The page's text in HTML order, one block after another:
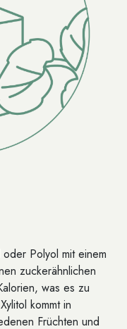
Polyol mit einem
zuckerähnlichen
was es zu
kommt in
Früchten und